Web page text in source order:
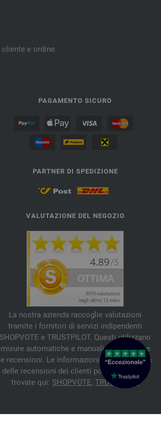
e ordine.
PAGAMENTO SICURO
PARTNER DI SPEDIZIONE
VALUTAZIONE DEL NEGOZIO
La nostra azienda raccoglie valutazioni
tramite i fornitori di servizi indipendenti
SHOPVOTE e TRUSTPILOT. Questi utilizzano
misure automatiche e manuali per verificare
le recensioni. Le informazioni sull'autenticità
delle recensioni dei clienti possono essere
trovate qui: SHOPVOTE, TRUSTPILOT